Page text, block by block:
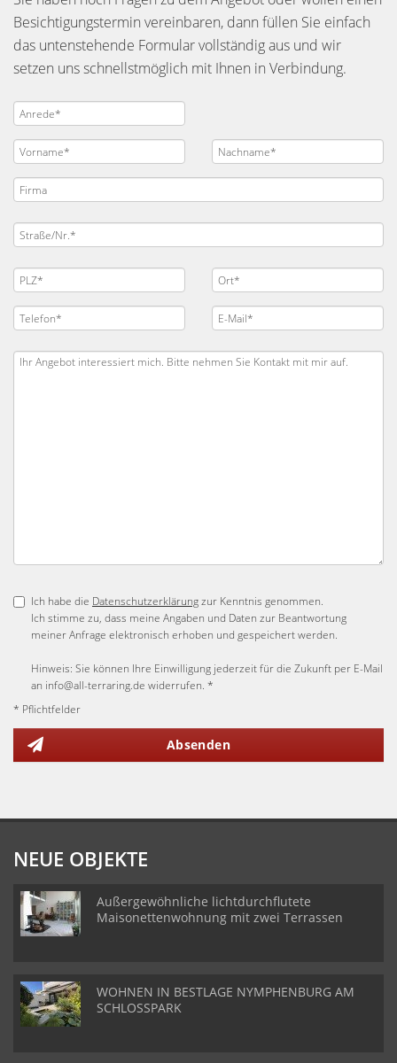
Besichtigungstermin vereinbaren, dann füllen Sie einfach
das untenstehende Formular vollständig aus und wir
setzen uns schnellstmöglich mit Ihnen in Verbindung.
Ich habe die Datenschutzerklärungzur Kenntnis genommen.
Ich stimme zu, dass meine Angaben und Daten zur Beantwortung
meiner Anfrage elektronisch erhoben und gespeichert werden.
Hinweis: Sie können Ihre Einwilligung jederzeit für die Zukunft per E-Mail
an info@all-terraring.de widerrufen. *
* Pflichtfelder
Absenden
NEUE OBJEKTE
Außergewöhnliche lichtdurchflutete
Maisonettenwohnung mit zwei Terrassen
WOHNEN IN BESTLAGE NYMPHENBURG AM
SCHLOSSPARK